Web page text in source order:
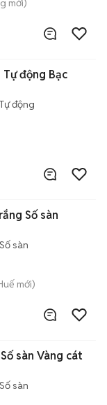
mới)
động Bạc
Tự động
Số sàn
Số sàn
mới)
sàn Vàng cát
Số sàn